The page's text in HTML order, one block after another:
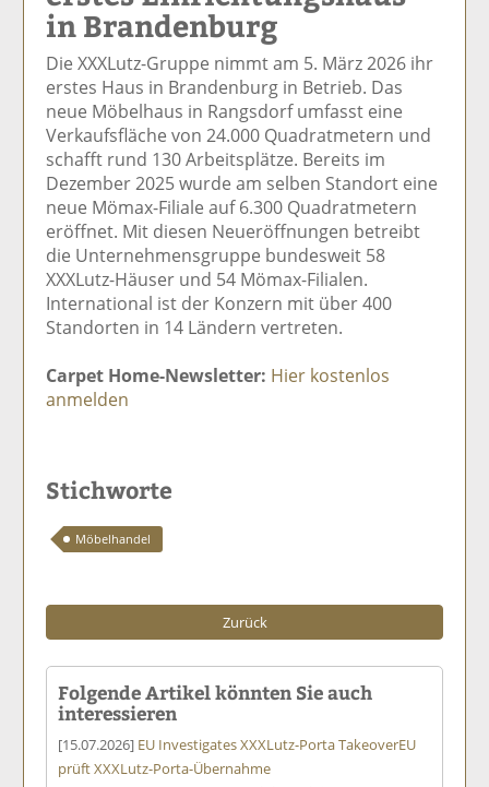
uf
F
ac
e
b
o
o
k
te
il
e
n
wi
tt
er
n
uf
Li
n
k
e
di
n
te
il
n
er
E
m
ai
v
er
se
ru
n
in Brandenburg
Die XXXLutz-Gruppe nimmt am 5. März 2026 ihr
erstes Haus in Brandenburg in Betrieb. Das
neue Möbelhaus in Rangsdorf umfasst eine
Verkaufsfläche von 24.000 Quadratmetern und
schafft rund 130 Arbeitsplätze. Bereits im
Dezember 2025 wurde am selben Standort eine
neue Mömax-Filiale auf 6.300 Quadratmetern
eröffnet. Mit diesen Neueröffnungen betreibt
die Unternehmensgruppe bundesweit 58
XXXLutz-Häuser und 54 Mömax-Filialen.
International ist der Konzern mit über 400
Standorten in 14 Ländern vertreten.
Carpet Home-Newsletter: Hier kostenlos
anmelden
Stichworte
Möbelhandel
Zurück
Folgende Artikel könnten Sie auch
interessieren
[15.07.2026] EU Investigates XXXLutz-Porta TakeoverEU
prüft XXXLutz-Porta-Übernahme